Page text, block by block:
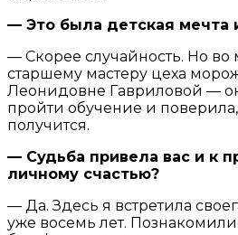
— Это была детская мечта
— Скорее случайность. Но во
старшему мастеру цеха
Леонидовне Гавриловой —
пройти обучение и
получится.
— Судьба привела вас и к
личному счастью?
— Да. Здесь я встретила
уже восемь лет.